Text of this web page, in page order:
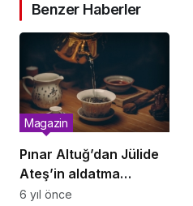
Benzer Haberler
Pınar Altuğ’dan Jülide
Ateş’in aldatma
sorusuna sert yanıt:
Magazin
6 yıl önce